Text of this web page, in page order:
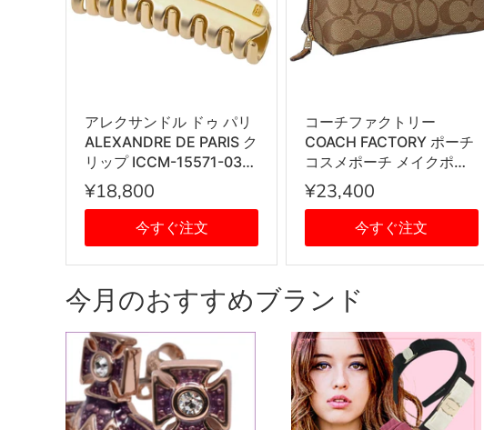
アレクサンドル ドゥ パリ
ALEXANDRE DE PARIS ク
リップ ICCM-15571-03
IVO I1 PINCES VENDOME
ヴァンドーム Mサイズ ス
ワロフスキークリスタル
髪留め レディース アイボ
リー系
¥18,800
今すぐ注文
コーチファクトリー
COACH FACTORY ポーチ
コスメポーチ メイクポー
チ 53385 IMBDX レディ
ース ブラウン系
¥23,400
今すぐ注文
今月のおすすめブランド